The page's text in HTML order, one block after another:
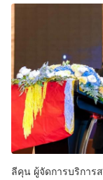
ลีคุน ผู้จัดการบริการ